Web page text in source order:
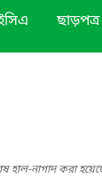
ছাড়পত্র
হাল-নাগাদ করা